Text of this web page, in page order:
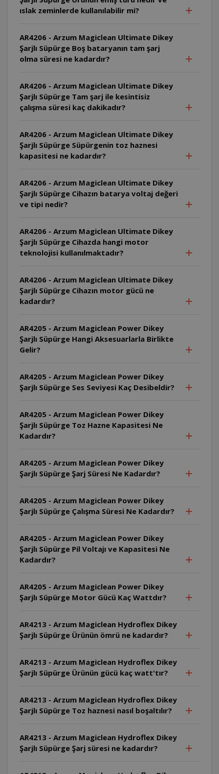
ıslak zeminlerde kullanılabilir mi?
AR4206 - Arzum Magiclean Ultimate Dikey
Şarjlı Süpürge Boş bataryanın tam şarj
olma süresi ne kadardır?
AR4206 - Arzum Magiclean Ultimate Dikey
Şarjlı Süpürge Tam şarj ile kesintisiz
çalışma süresi kaç dakikadır?
AR4206 - Arzum Magiclean Ultimate Dikey
Şarjlı Süpürge Süpürgenin toz haznesi
kapasitesi ne kadardır?
AR4206 - Arzum Magiclean Ultimate Dikey
Şarjlı Süpürge Cihazın batarya voltaj değeri
ve tipi nedir?
AR4206 - Arzum Magiclean Ultimate Dikey
Şarjlı Süpürge Cihazda hangi motor
teknolojisi kullanılmaktadır?
AR4206 - Arzum Magiclean Ultimate Dikey
Şarjlı Süpürge Cihazın motor gücü ne
kadardır?
AR4205 - Arzum Magiclean Power Dikey
Şarjlı Süpürge Hangi Aksesuarlarla Birlikte
Gelir?
AR4205 - Arzum Magiclean Power Dikey
Şarjlı Süpürge Ses Seviyesi Kaç Desibeldir?
AR4205 - Arzum Magiclean Power Dikey
Şarjlı Süpürge Toz Hazne Kapasitesi Ne
Kadardır?
AR4205 - Arzum Magiclean Power Dikey
Şarjlı Süpürge Şarj Süresi Ne Kadardır?
AR4205 - Arzum Magiclean Power Dikey
Şarjlı Süpürge Çalışma Süresi Ne Kadardır?
AR4205 - Arzum Magiclean Power Dikey
Şarjlı Süpürge Pil Voltajı ve Kapasitesi Ne
Kadardır?
AR4205 - Arzum Magiclean Power Dikey
Şarjlı Süpürge Motor Gücü Kaç Wattdır?
AR4213 - Arzum Magiclean Hydroflex Dikey
Şarjlı Süpürge Ürünün ömrü ne kadardır?
AR4213 - Arzum Magiclean Hydroflex Dikey
Şarjlı Süpürge Ürünün gücü kaç watt'tır?
AR4213 - Arzum Magiclean Hydroflex Dikey
Şarjlı Süpürge Toz haznesi nasıl boşaltılır?
AR4213 - Arzum Magiclean Hydroflex Dikey
Şarjlı Süpürge Şarj süresi ne kadardır?